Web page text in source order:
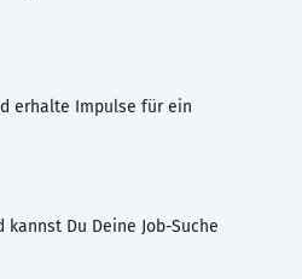
erhalte Impulse für ein
Du Deine Job-Suche